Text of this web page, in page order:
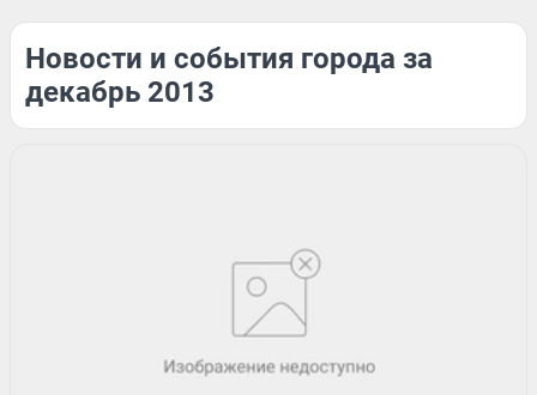
Новости и события города за
декабрь 2013